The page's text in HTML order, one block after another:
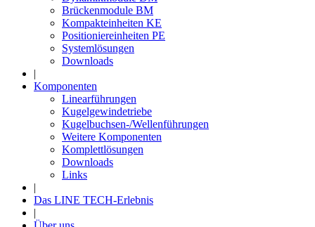
Brückenmodule BM
Kompakteinheiten KE
Positioniereinheiten PE
Systemlösungen
Downloads
|
Komponenten
Linearführungen
Kugelgewindetriebe
Kugelbuchsen-/Wellenführungen
Weitere Komponenten
Komplettlösungen
Downloads
Links
|
Das LINE TECH-Erlebnis
|